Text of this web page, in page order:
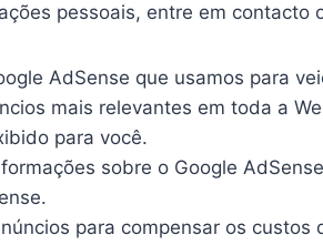
pessoais, entre em contacto
AdSense que usamos para
mais relevantes em toda a
para você.
sobre o Google
para compensar os